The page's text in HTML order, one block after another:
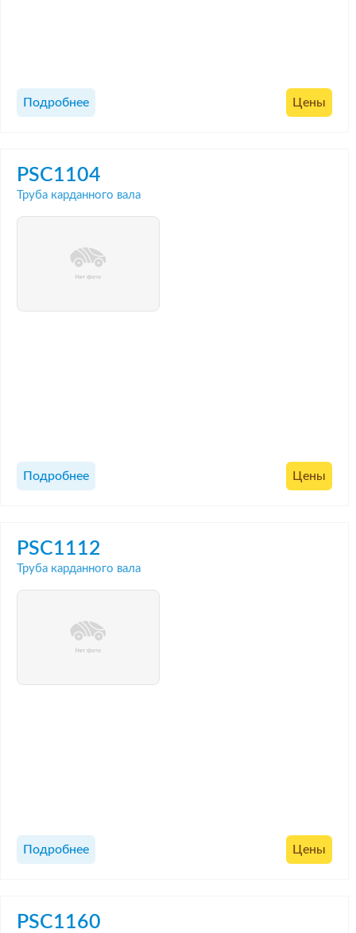
Подробнее Цены
PSC1104
Труба карданного вала
Подробнее Цены
PSC1112
Труба карданного вала
Подробнее Цены
PSC1160